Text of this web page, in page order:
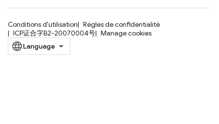
Conditions d'utilisation
Règles de confidentialité
ICP证合字B2-20070004号
Manage cookies